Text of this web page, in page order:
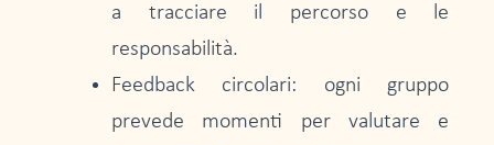
a tracciare il percorso e le
responsabilità.
Feedback circolari: ogni gruppo
prevede momenti per valutare e